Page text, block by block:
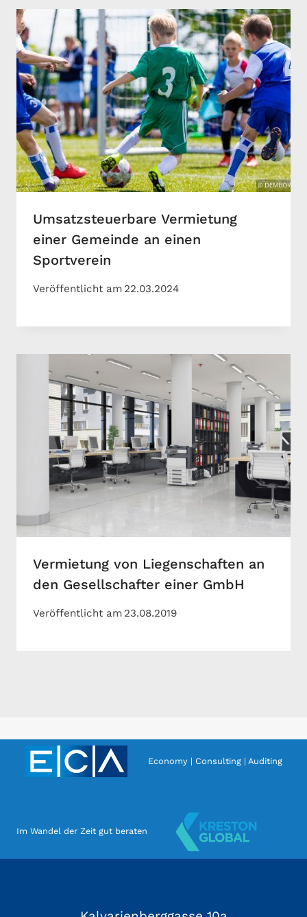
Umsatzsteuerbare Vermietung
einer Gemeinde an einen
Sportverein
Veröffentlicht am 22.03.2024
Vermietung von Liegenschaften an
den Gesellschafter einer GmbH
Veröffentlicht am 23.08.2019
Economy | Consulting | Auditing
Im Wandel der Zeit gut beraten